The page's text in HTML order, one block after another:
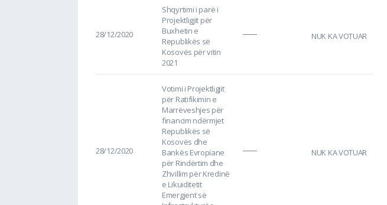
28/12/2020
Shqyrtimi i parë i
Projektligjit për
Buxhetin e
Republikës së
Kosovës për vitin
2021
NUK KA VOTUAR
28/12/2020
Votimi i Projektligjit
për Ratifikimin e
Marrëveshjes për
financim ndërmjet
Republikës së
Kosovës dhe
Bankës Evropiane
për Rindërtim dhe
Zhvillim për Kredinë
e Likuiditetit
Emergjent së
NUK KA VOTUAR